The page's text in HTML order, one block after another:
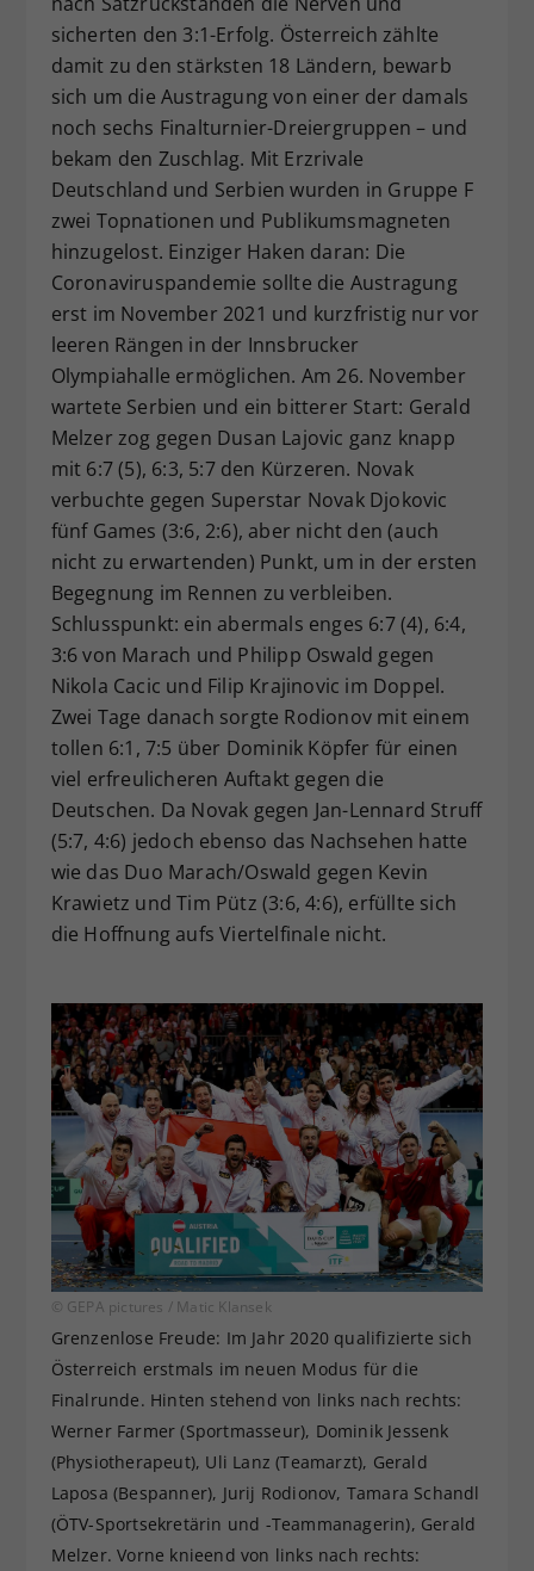
sicherten den 3:1-Erfolg. Österreich zählte
damit zu den stärksten 18 Ländern, bewarb
sich um die Austragung von einer der damals
noch sechs Finalturnier-Dreiergruppen – und
bekam den Zuschlag. Mit Erzrivale
Deutschland und Serbien wurden in Gruppe F
zwei Topnationen und Publikumsmagneten
hinzugelost. Einziger Haken daran: Die
Coronaviruspandemie sollte die Austragung
erst im November 2021 und kurzfristig nur vor
leeren Rängen in der Innsbrucker
Olympiahalle ermöglichen. Am 26. November
wartete Serbien und ein bitterer Start: Gerald
Melzer zog gegen Dusan Lajovic ganz knapp
mit 6:7 (5), 6:3, 5:7 den Kürzeren. Novak
verbuchte gegen Superstar Novak Djokovic
fünf Games (3:6, 2:6), aber nicht den (auch
nicht zu erwartenden) Punkt, um in der ersten
Begegnung im Rennen zu verbleiben.
Schlusspunkt: ein abermals enges 6:7 (4), 6:4,
3:6 von Marach und Philipp Oswald gegen
Nikola Cacic und Filip Krajinovic im Doppel.
Zwei Tage danach sorgte Rodionov mit einem
tollen 6:1, 7:5 über Dominik Köpfer für einen
viel erfreulicheren Auftakt gegen die
Deutschen. Da Novak gegen Jan-Lennard Struff
(5:7, 4:6) jedoch ebenso das Nachsehen hatte
wie das Duo Marach/Oswald gegen Kevin
Krawietz und Tim Pütz (3:6, 4:6), erfüllte sich
die Hoffnung aufs Viertelfinale nicht.
© GEPA pictures / Matic Klansek
Grenzenlose Freude: Im Jahr 2020 qualifizierte sich
Österreich erstmals im neuen Modus für die
Finalrunde. Hinten stehend von links nach rechts:
Werner Farmer (Sportmasseur), Dominik Jessenk
(Physiotherapeut), Uli Lanz (Teamarzt), Gerald
Laposa (Bespanner), Jurij Rodionov, Tamara Schandl
(ÖTV-Sportsekretärin und -Teammanagerin), Gerald
Melzer. Vorne knieend von links nach rechts: